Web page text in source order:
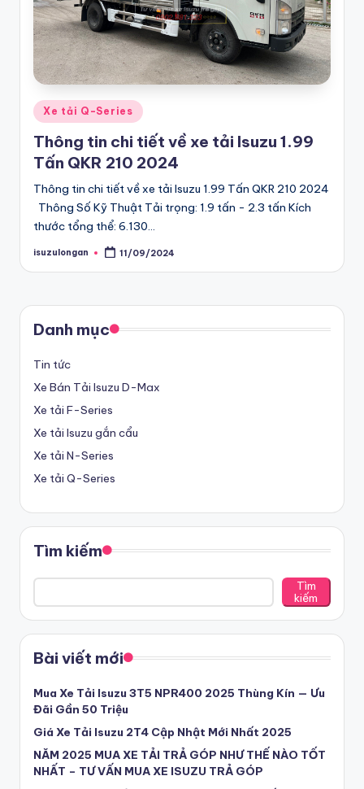
G
iá
R
ẻ
C
h
ín
h
ã
g
ạ
L
o
n
g
A
n
-
Đ
ạ
L
ý
U
y
bán
tải
D-
Max
chính
hãng,
Xe
Du
lịch
MU-
X
Chính
hãng
nhất
Posted
in
Xe tải Q-Series
Thông tin chi tiết về xe tải Isuzu 1.99
Tấn QKR 210 2024
Thông tin chi tiết về xe tải Isuzu 1.99 Tấn QKR 210 2024
Thông Số Kỹ Thuật Tải trọng: 1.9 tấn - 2.3 tấn Kích
thước tổng thể: 6.130…
Posted
isuzulongan 11/09/2024
Danh mục
Tin tức
Xe Bán Tải Isuzu D-Max
Xe tải F-Series
Xe tải Isuzu gắn cẩu
Xe tải N-Series
Xe tải Q-Series
Tìm kiếm
Tìm
kiếm
Bài viết mới
Mua Xe Tải Isuzu 3T5 NPR400 2025 Thùng Kín — Ưu
Đãi Gần 50 Triệu
Giá Xe Tải Isuzu 2T4 Cập Nhật Mới Nhất 2025
NĂM 2025 MUA XE TẢI TRẢ GÓP NHƯ THẾ NÀO TỐT
NHẤT – TƯ VẤN MUA XE ISUZU TRẢ GÓP